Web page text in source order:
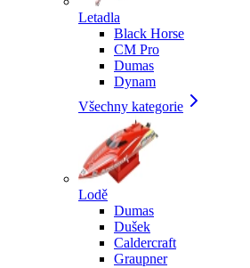
Letadla
Black Horse
CM Pro
Dumas
Dynam
Všechny kategorie
Lodě
Dumas
Dušek
Caldercraft
Graupner